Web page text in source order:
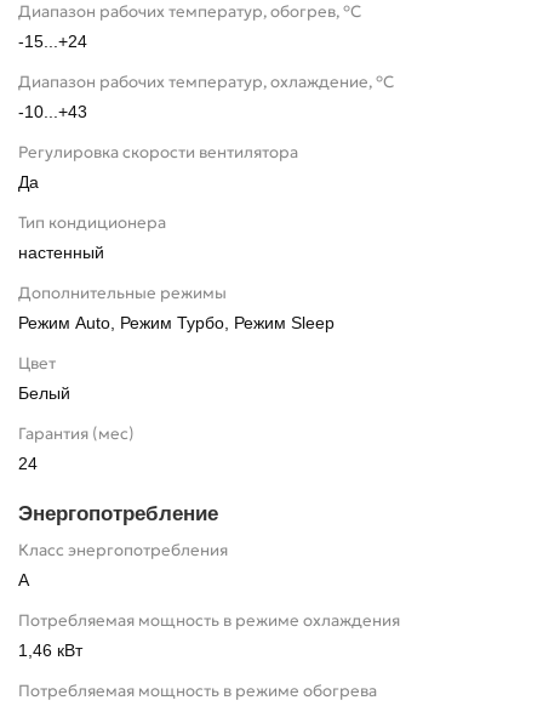
Диапазон рабочих температур, обогрев, °C
-15...+24
Диапазон рабочих температур, охлаждение, °C
-10...+43
Регулировка скорости вентилятора
Да
Тип кондиционера
настенный
Дополнительные режимы
Режим Auto, Режим Турбо, Режим Sleep
Цвет
Белый
Гарантия (мес)
24
Энергопотребление
Класс энергопотребления
A
Потребляемая мощность в режиме охлаждения
1,46 кВт
Потребляемая мощность в режиме обогрева